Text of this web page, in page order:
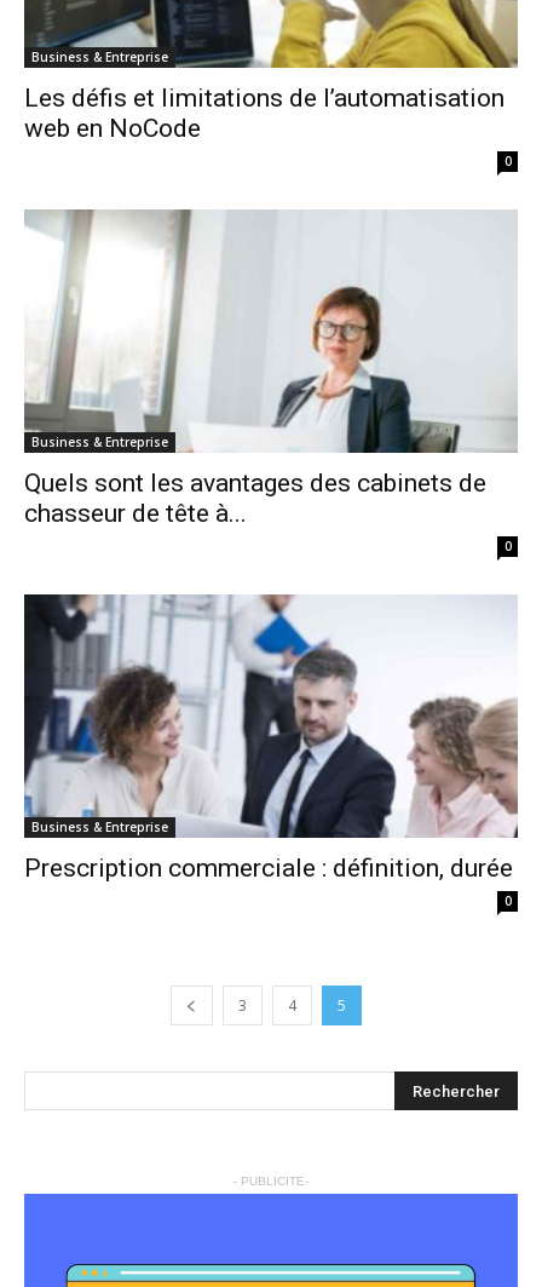
Business & Entreprise
Les défis et limitations de l’automatisation
web en NoCode
0
Business & Entreprise
Quels sont les avantages des cabinets de
chasseur de tête à...
0
Business & Entreprise
Prescription commerciale : définition, durée
0
3 4 5
- PUBLICITE-